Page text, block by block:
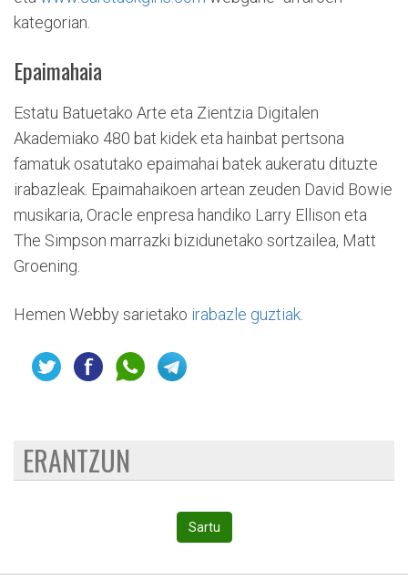
kategorian.
Epaimahaia
Estatu Batuetako Arte eta Zientzia Digitalen
Akademiako 480 bat kidek eta hainbat pertsona
famatuk osatutako epaimahai batek aukeratu dituzte
irabazleak. Epaimahaikoen artean zeuden David Bowie
musikaria, Oracle enpresa handiko Larry Ellison eta
The Simpson marrazki bizidunetako sortzailea, Matt
Groening.
Hemen Webby sarietako irabazle guztiak.
ERANTZUN
Sartu